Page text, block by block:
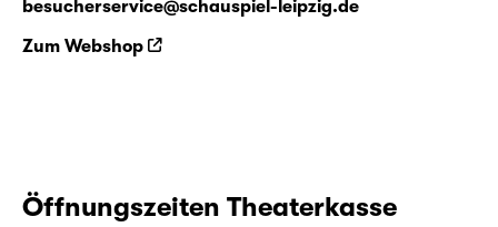
besucherservice@schauspiel-leipzig.de
Zum Webshop
Öffnungszeiten Theaterkasse